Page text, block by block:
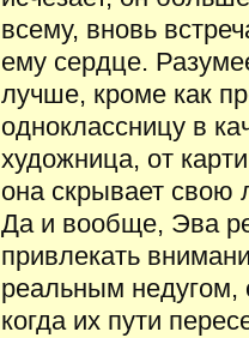
всему, вновь
ему сердце.
лучше, кроме как
одноклассницу в
художница, от
она скрывает свою
Да и вообще, Эва
привлекать
реальным недугом,
когда их пути